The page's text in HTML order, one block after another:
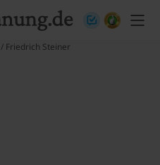
/ Friedrich Steiner